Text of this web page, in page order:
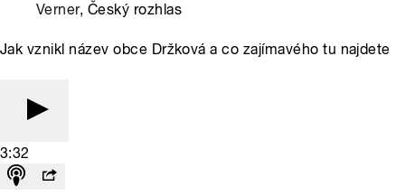
Verner, Český rozhlas
Jak vznikl název obce Držková a co zajímavého tu najdete
3:32